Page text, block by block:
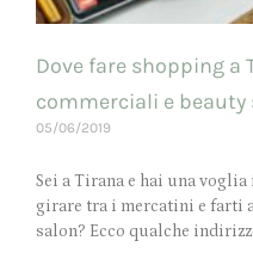
Dove fare shopping a
commerciali e
05/06/2019
Sei a Tirana e hai una
girare tra i mercatini e farti
salon? Ecco qualche